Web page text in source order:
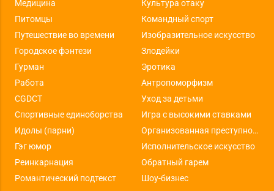
Медицина
Культура отаку
Питомцы
Командный спорт
Путешествие во времени
Изобразительное искусство
Городское фэнтези
Злодейки
Гурман
Эротика
Работа
Антропоморфизм
CGDCT
Уход за детьми
Спортивные единоборства
Игра с высокими ставками
Идолы (парни)
Организованная преступность
Гэг юмор
Исполнительское искусство
Реинкарнация
Обратный гарем
Романтический подтекст
Шоу-бизнес